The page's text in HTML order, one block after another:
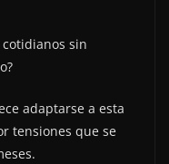
sin
adaptarse a esta
tensiones que se